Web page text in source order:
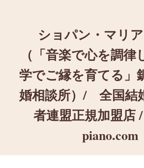
ショパン・マリ
（「音楽で心を調律
学でご縁を育てる」
婚相談所）/ 全国結
者連盟正規加盟店
piano.com